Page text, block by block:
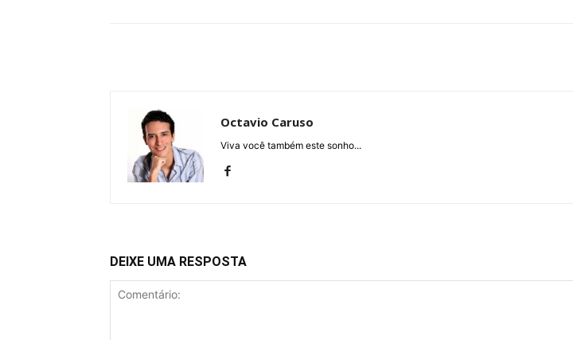
Octavio Caruso
Viva você também este sonho...
DEIXE UMA RESPOSTA